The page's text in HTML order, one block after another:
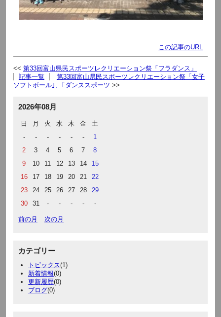
この記事のURL
第33回富山県民スポーツレクリエーション祭「フラダンス」
記事一覧
第33回富山県民スポーツレクリエーション祭「女子
ソフトボール｣、｢ダンススポーツ
2026年08月
日 月 火 水 木 金
土
-
- - - - -
1
2
3 4 5 6 7
8
9
10 11 12 13 14
15
16
17 18 19 20 21
22
23
24 25 26 27 28
29
30
31 - - - - -
前の月 次の月
カテゴリー
トピックス(1)
新着情報(0)
更新履歴(0)
ブログ(0)